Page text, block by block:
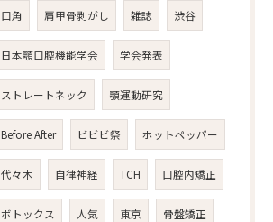
口角 肩甲骨剥がし 雑誌 渋谷
日本顎口腔機能学会 学会発表
ストレートネック 顎運動研究
Before After ビビビ祭 ホットペッパー
代々木 自律神経 TCH 口腔内矯正
ボトックス 人気 東京 骨盤矯正